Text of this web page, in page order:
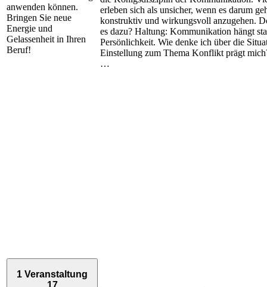
anwenden können.
Bringen Sie neue
Energie und
Gelassenheit in Ihren
Beruf!
erleben sich als unsicher, wenn es darum
konstruktiv und wirkungsvoll anzugehen.
es dazu? Haltung: Kommunikation hängt
Persönlichkeit. Wie denke ich über die
Einstellung zum Thema Konflikt prägt
…
1 Veranstaltung